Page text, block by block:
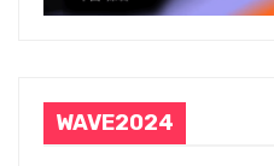
WAVE2024